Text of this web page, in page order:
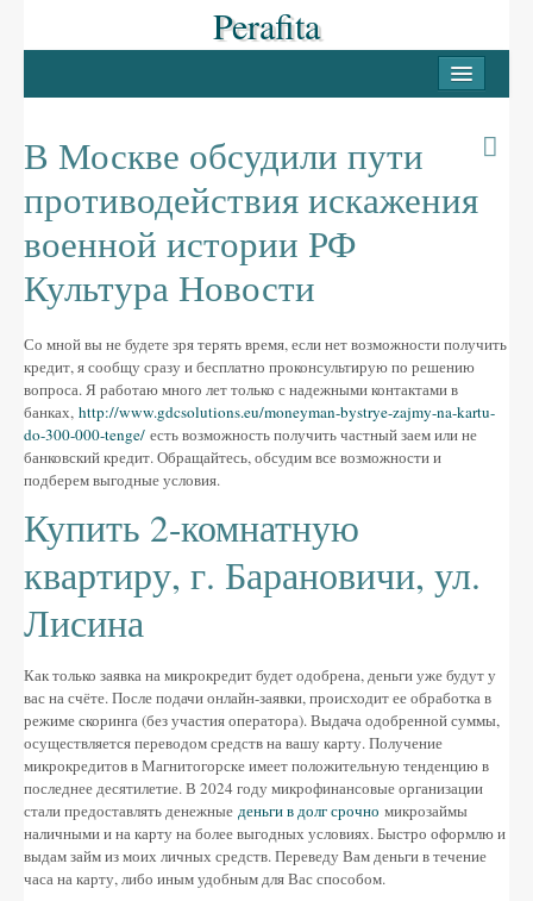
Perafita
Casc antic
Les Masies
Llocs d’interès
LLUÇANÈS
Pobles del Lluçanès
FESTES
La Candelera
Altres festes
AGENDA
ON MENJAR I DORMIR
Cases rurals, agroturisme
Miradors de la Comarca
Romànic del Lluçanès
CONTACTE
В Москве обсудили пути
противодействия искажения
военной истории РФ
Культура Новости
Со мной вы не будете зря терять время, если нет возможности получить
кредит, я сообщу сразу и бесплатно проконсультирую по решению
вопроса. Я работаю много лет только с надежными контактами в
банках, http://www.gdcsolutions.eu/moneyman-bystrye-zajmy-na-kartu-
do-300-000-tenge/ есть возможность получить частный заем или не
банковский кредит. Обращайтесь, обсудим все возможности и
подберем выгодные условия.
Купить 2-комнатную
квартиру, г. Барановичи, ул.
Лисина
Как только заявка на микрокредит будет одобрена, деньги уже будут у
вас на счёте. После подачи онлайн-заявки, происходит ее обработка в
режиме скоринга (без участия оператора). Выдача одобренной суммы,
осуществляется переводом средств на вашу карту. Получение
микрокредитов в Магнитогорске имеет положительную тенденцию в
последнее десятилетие. В 2024 году микрофинансовые организации
стали предоставлять денежные деньги в долг срочно микрозаймы
наличными и на карту на более выгодных условиях. Быстро оформлю и
выдам займ из моих личных средств. Переведу Вам деньги в течение
часа на карту, либо иным удобным для Вас способом.